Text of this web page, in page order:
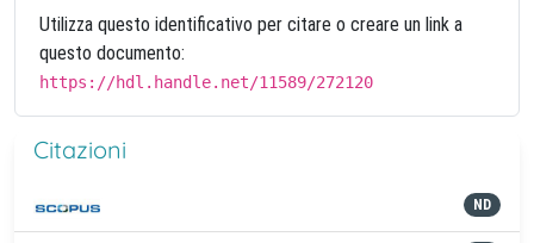
Utilizza questo identificativo per citare o creare un link a
questo documento:
https://hdl.handle.net/11589/272120
Citazioni
ND